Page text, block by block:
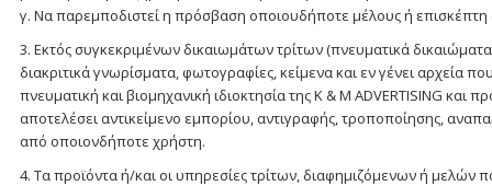
γ. Να παρεμποδιστεί η πρόσβαση οποιουδήποτε μέλους ή επισκέπτη
3. Eκτός συγκεκριμένων δικαιωμάτων τρίτων (πνευματικά
διακριτικά γνωρίσματα, φωτογραφίες, κείμενα και εν γένει αρχεία
πνευματική και βιομηχανική ιδιοκτησία της K & M ADVERTISING και
αποτελέσει αντικείμενο εμπορίου, αντιγραφής, τροποποίησης,
από οποιονδήποτε χρήστη.
4. Τα προϊόντα ή/και οι υπηρεσίες τρίτων, διαφημιζόμενων ή μελών